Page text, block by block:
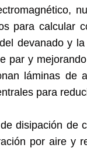
para calcular
devanado y
par y
láminas
para
disipación de
por aire y